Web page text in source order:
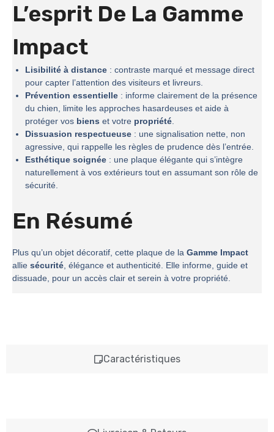
Caractéristiques
L’esprit De La Gamme
Impact
Lisibilité à distance : contraste marqué et message direct
pour capter l’attention des visiteurs et livreurs.
Prévention essentielle : informe clairement de la présence
du chien, limite les approches hasardeuses et aide à
protéger vos biens et votre propriété.
Dissuasion respectueuse : une signalisation nette, non
agressive, qui rappelle les règles de prudence dès l’entrée.
Esthétique soignée : une plaque élégante qui s’intègre
naturellement à vos extérieurs tout en assumant son rôle de
sécurité.
En Résumé
Plus qu’un objet décoratif, cette plaque de la Gamme Impact
allie sécurité, élégance et authenticité. Elle informe, guide et
dissuade, pour un accès clair et serein à votre propriété.